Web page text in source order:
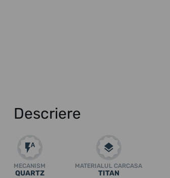
Descriere
MECANISM
QUARTZ
MATERIALUL CARCASA
TITAN